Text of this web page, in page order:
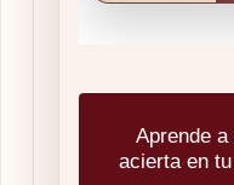
Aprende
acierta en